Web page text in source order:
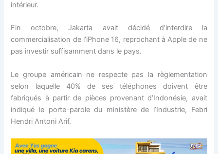
intérieur.
Fin octobre, Jakarta avait décidé d’interdire la
commercialisation de l’iPhone 16, reprochant à Apple de ne
pas investir suffisamment dans le pays.
Le groupe américain ne respecte pas la règlementation
selon laquelle 40% de ses téléphones doivent être
fabriqués à partir de pièces provenant d’Indonésie, avait
indiqué le porte-parole du ministère de l’Industrie, Febri
Hendri Antoni Arif.